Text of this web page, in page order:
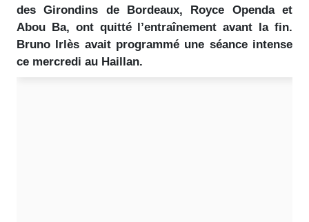
des Girondins de Bordeaux, Royce Openda et
Abou Ba, ont quitté l’entraînement avant la fin.
Bruno Irlès avait programmé une séance intense
ce mercredi au Haillan.